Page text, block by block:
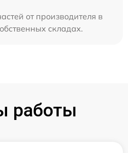
от производителя в
складах.
работы